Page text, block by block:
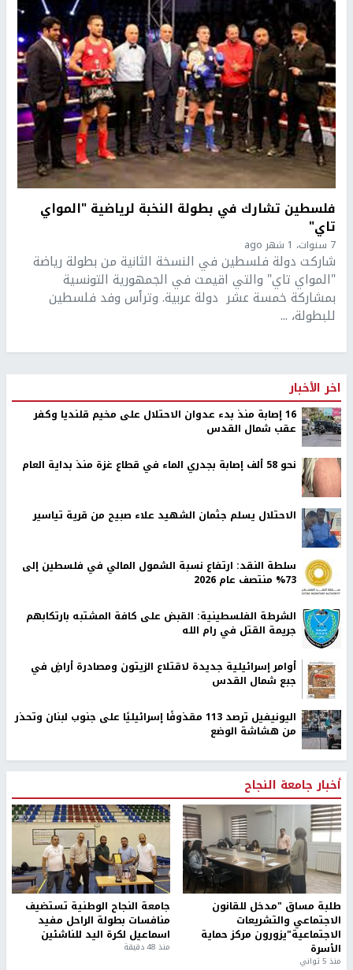
فلسطين تشارك في بطولة النخبة لرياضية "المواي
تاي"
7 سنوات، 1 شهر ago
شاركت دولة فلسطين في النسخة الثانية من بطولة رياضة
"المواي تاي" والتي اقيمت في الجمهورية التونسية
بمشاركة خمسة عشر دولة عربية. وترأس وفد فلسطين
للبطولة، ...
اخر الأخبار
16 إصابة منذ بدء عدوان الاحتلال على مخيم قلنديا وكفر
عقب شمال القدس
نحو 58 ألف إصابة بجدري الماء في قطاع غزة منذ بداية العام
الاحتلال يسلم جثمان الشهيد علاء صبيح من قرية تياسير
سلطة النقد: ارتفاع نسبة الشمول المالي في فلسطين إلى
73% منتصف عام 2026
الشرطة الفلسطينية: القبض على كافة المشتبه بارتكابهم
جريمة القتل في رام الله
أوامر إسرائيلية جديدة لاقتلاع الزيتون ومصادرة أراضٍ في
جبع شمال القدس
اليونيفيل ترصد 113 مقذوفًا إسرائيليًا على جنوب لبنان وتحذر
من هشاشة الوضع
أخبار جامعة النجاح
طلبة مساق "مدخل للقانون
الاجتماعي والتشريعات
الاجتماعية"يزورون مركز حماية
الأسرة
منذ 5 ثواني
جامعة النجاح الوطنية تستضيف
منافسات بطولة الراحل مفيد
اسماعيل لكرة اليد للناشئين
منذ 48 دقيقة